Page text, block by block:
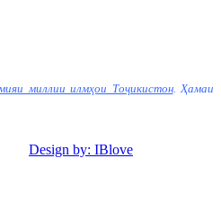
миллии илмҳои Тоҷикистон. Ҳамаи
Design by: IBlove